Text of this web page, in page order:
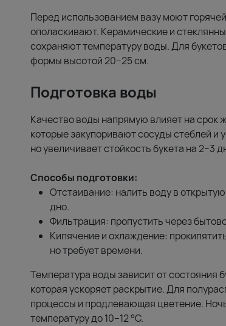
Перед использованием вазу моют
ополаскивают. Керамические и
сохраняют температуру воды. Для
формы высотой 20–25 см.
Подготовка воды
Качество воды напрямую влияет на срок
которые закупоривают сосуды стеблей и
но увеличивает стойкость букета на 2–3
Способы подготовки:
Отстаивание: налить воду в
дно.
Фильтрация: пропустить через
Кипячение и охлаждение:
но требует времени.
Температура воды зависит от состояния
которая ускоряет раскрытие. Для
процессы и продлевающая цветение.
температуру до 10–12 °C.